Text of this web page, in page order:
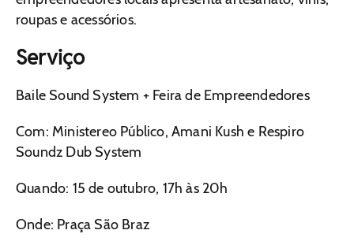
roupas e acessórios.
Serviço
Baile Sound System + Feira de Empreendedores
Com: Ministereo Público, Amani Kush e Respiro
Soundz Dub System
Quando: 15 de outubro, 17h às 20h
Onde: Praça São Braz